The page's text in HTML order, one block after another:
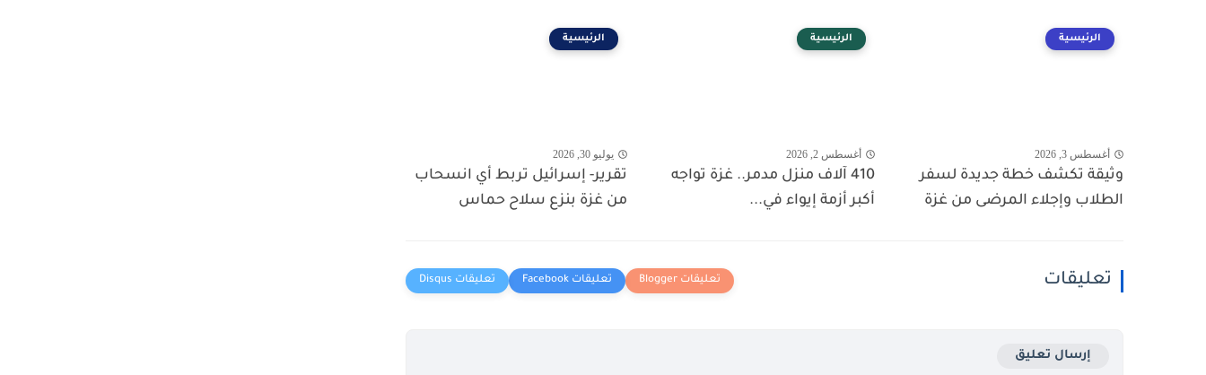
الرئيسية
أغسطس 3, 2026
وثيقة تكشف خطة جديدة لسفر
الطلاب وإجلاء المرضى من غزة
الرئيسية
أغسطس 2, 2026
410 آلاف منزل مدمر.. غزة تواجه
أكبر أزمة إيواء في...
الرئيسية
يوليو 30, 2026
تقرير- إسرائيل تربط أي انسحاب
من غزة بنزع سلاح حماس
تعليقات
إرسال تعليق